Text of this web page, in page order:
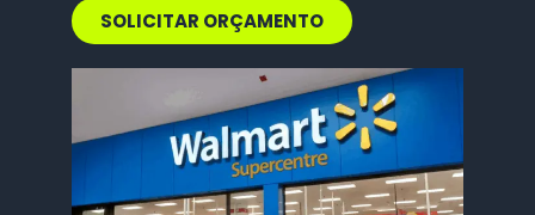
SOLICITAR ORÇAMENTO